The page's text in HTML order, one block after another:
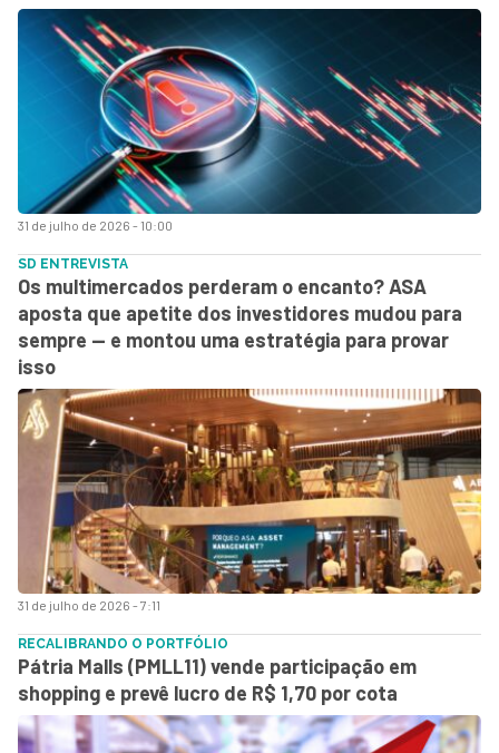
31 de julho de 2026 - 10:00
31 de julho de 2026 - 7:11
SD ENTREVISTA
Os multimercados perderam o encanto? ASA
aposta que apetite dos investidores mudou para
sempre — e montou uma estratégia para provar
isso
RECALIBRANDO O PORTFÓLIO
Pátria Malls (PMLL11) vende participação em
shopping e prevê lucro de R$ 1,70 por cota